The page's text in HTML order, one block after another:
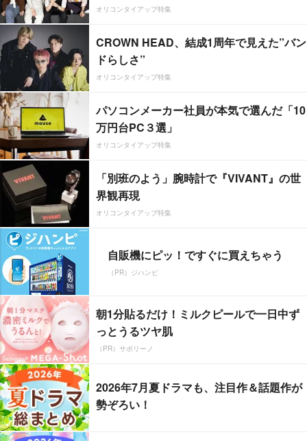
オリコンタイアップ特集
CROWN HEAD、結成1周年で見えた”バン
ドらしさ”
オリコンタイアップ特集
パソコンメーカー社員が本気で選んだ「10
万円台PC３選」
オリコンタイアップ特集
「別班のよう」腕時計で『VIVANT』の世
界観再現
オリコンタイアップ特集
自販機にピッ！ですぐに買えちゃう
（PR）ジハンピ
朝1分貼るだけ！ミルクピールで一日中ず
っとうるツヤ肌
（PR）サボリーノ
2026年7月夏ドラマも、注目作＆話題作が
勢ぞろい！